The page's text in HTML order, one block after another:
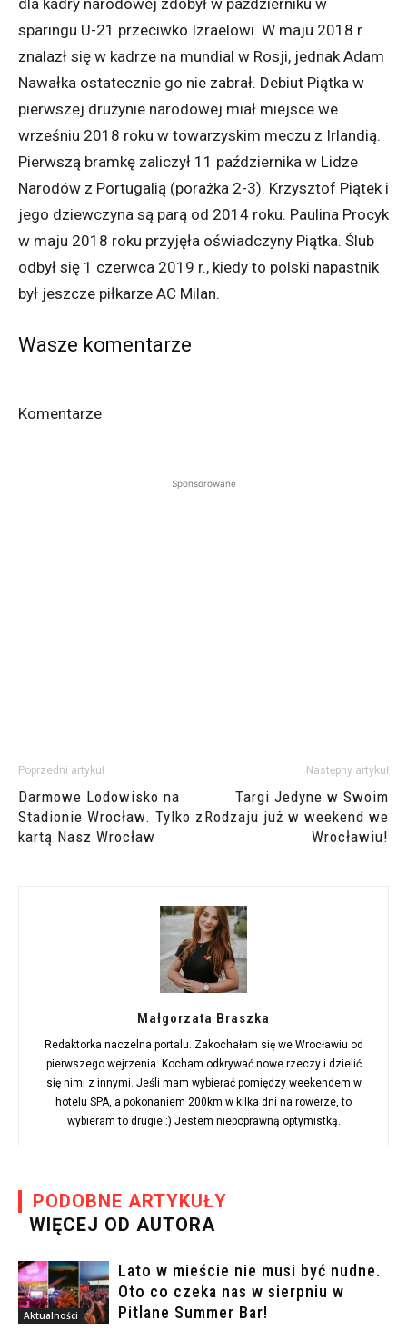
dla kadry narodowej zdobył w październiku w
sparingu U-21 przeciwko Izraelowi. W maju 2018 r.
znalazł się w kadrze na mundial w Rosji, jednak Adam
Nawałka ostatecznie go nie zabrał. Debiut Piątka w
pierwszej drużynie narodowej miał miejsce we
wrześniu 2018 roku w towarzyskim meczu z Irlandią.
Pierwszą bramkę zaliczył 11 października w Lidze
Narodów z Portugalią (porażka 2-3). Krzysztof Piątek i
jego dziewczyna są parą od 2014 roku. Paulina Procyk
w maju 2018 roku przyjęła oświadczyny Piątka. Ślub
odbył się 1 czerwca 2019 r., kiedy to polski napastnik
był jeszcze piłkarze AC Milan.
Wasze komentarze
Komentarze
Sponsorowane
Poprzedni artykuł
Darmowe Lodowisko na
Stadionie Wrocław. Tylko z
kartą Nasz Wrocław
Następny artykuł
Targi Jedyne w Swoim
Rodzaju już w weekend we
Wrocławiu!
Małgorzata Braszka
Redaktorka naczelna portalu. Zakochałam się we Wrocławiu od
pierwszego wejrzenia. Kocham odkrywać nowe rzeczy i dzielić
się nimi z innymi. Jeśli mam wybierać pomiędzy weekendem w
hotelu SPA, a pokonaniem 200km w kilka dni na rowerze, to
wybieram to drugie :) Jestem niepoprawną optymistką.
PODOBNE ARTYKUŁY
WIĘCEJ OD AUTORA
Aktualności
Lato w mieście nie musi być nudne.
Oto co czeka nas w sierpniu w
Pitlane Summer Bar!